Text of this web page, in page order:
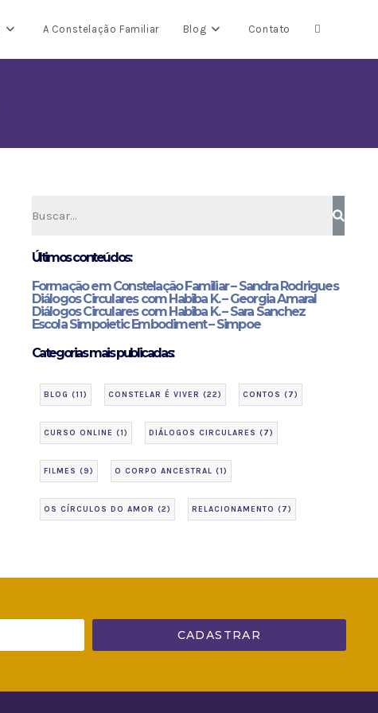
A Constelação Familiar Blog Contato
Últimos conteúdos:
Formação em Constelação Familiar – Sandra Rodrigues
Diálogos Circulares com Habiba K. – Georgia Amaral
Diálogos Circulares com Habiba K. – Sara Sanchez
Escola Simpoietic Embodiment – Simpoe
Categorias mais publicadas:
BLOG (11) CONSTELAR É VIVER (22) CONTOS (7)
CURSO ONLINE (1) DIÁLOGOS CIRCULARES (7)
FILMES (9) O CORPO ANCESTRAL (1)
OS CÍRCULOS DO AMOR (2) RELACIONAMENTO (7)
CADASTRAR